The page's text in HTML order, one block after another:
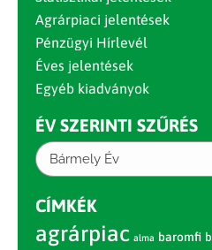
Agrárpiaci jelentések
Pénzügyi Hírlevél
Éves jelentések
Egyéb kiadványok
ÉV SZERINTI SZŰRÉS
Bármely Év
CÍMKÉK
agrárpiac alma baromfi